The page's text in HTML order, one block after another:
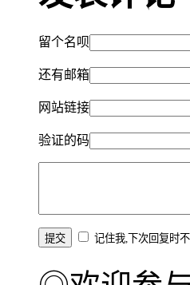
留个名呗
还有邮箱
网站链接
验证的码
记住我,下次回复时